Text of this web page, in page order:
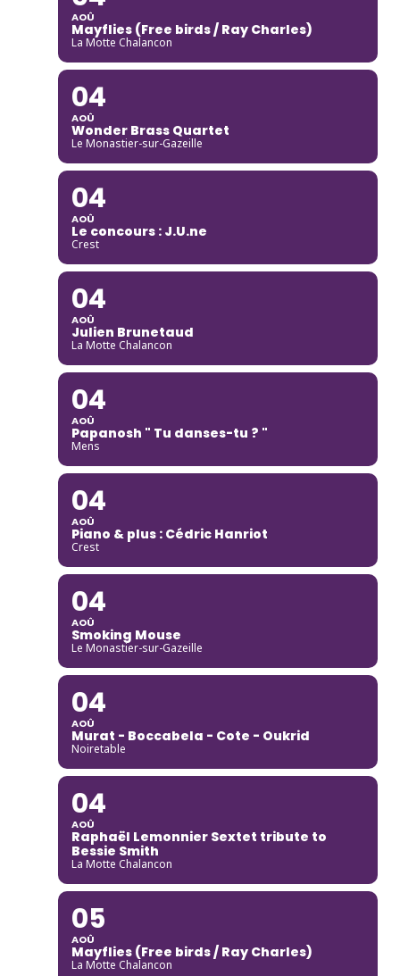
AOÛ
Mayflies (Free birds / Ray Charles)
La Motte Chalancon
04
AOÛ
Wonder Brass Quartet
Le Monastier-sur-Gazeille
04
AOÛ
Le concours : J.U.ne
Crest
04
AOÛ
Julien Brunetaud
La Motte Chalancon
04
AOÛ
Papanosh " Tu danses-tu ? "
Mens
04
AOÛ
Piano & plus : Cédric Hanriot
Crest
04
AOÛ
Smoking Mouse
Le Monastier-sur-Gazeille
04
AOÛ
Murat - Boccabela - Cote - Oukrid
Noiretable
04
AOÛ
Raphaël Lemonnier Sextet tribute to
Bessie Smith
La Motte Chalancon
05
AOÛ
Mayflies (Free birds / Ray Charles)
La Motte Chalancon